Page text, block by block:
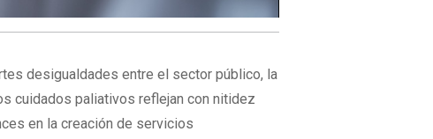
desigualdades entre el sector público, la
cuidados paliativos reflejan con nitidez
en la creación de servicios